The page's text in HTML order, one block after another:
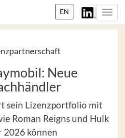
EN
Neue
sein Lizenzportfolio mit
Roman Reigns und Hulk
2026 können